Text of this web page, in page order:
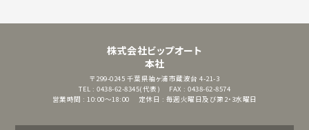
株式会社ビップオート
本社
〒299-0245 千葉県袖ヶ浦市蔵波台 4-21-3
TEL : 0438-62-8345(代表)
FAX : 0438-62-8574
営業時間 : 10:00～18:00
定休日 : 毎週火曜日及び第2・3水曜日